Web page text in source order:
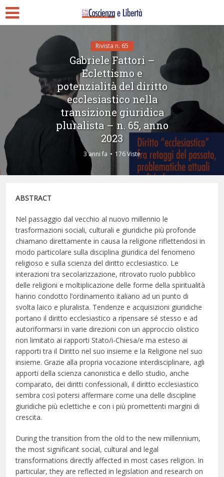
Rivista n. 65
Gabriele Fattori –
Eclettismo e
potenzialità del diritto
ecclesiastico nella
transizione giuridica
pluralista – n. 65, anno
2023
3 anni fa 176 Viste
ABSTRACT
Nel passaggio dal vecchio al nuovo millennio le
trasformazioni sociali, culturali e giuridiche più profonde
chiamano direttamente in causa la religione riflettendosi in
modo particolare sulla disciplina giuridica del fenomeno
religioso e sulla scienza del diritto ecclesiastico. Le
interazioni tra secolarizzazione, ritrovato ruolo pubblico
delle religioni e moltiplicazione delle forme della spiritualità
hanno condotto l’ordinamento italiano ad un punto di
svolta laico e pluralista. Tendenze e acquisizioni giuridiche
portano il diritto ecclesiastico a ripensare sé stesso e ad
autoriformarsi in varie direzioni con un approccio olistico
non limitato ai rapporti Stato/i-Chiesa/e ma esteso ai
rapporti tra il Diritto nel suo insieme e la Religione nel suo
insieme. Grazie alla propria vocazione interdisciplinare, agli
apporti della scienza canonistica e dello studio, anche
comparato, dei diritti confessionali, il diritto ecclesiastico
sembra così potersi affermare come una delle discipline
giuridiche più eclettiche e con i più promettenti margini di
crescita.
During the transition from the old to the new millennium,
the most significant social, cultural and legal
transformations directly affected in most cases religion. In
particular, they are reflected in legislation and research on